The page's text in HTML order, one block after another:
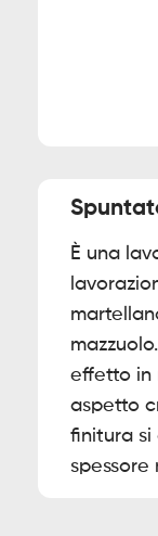
È una
effetto in
aspetto
finitura
spessore